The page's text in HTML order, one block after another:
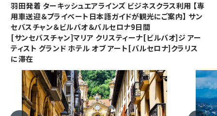
羽田発着 ターキッシュエアラインズ ビジネスクラス利用 【専
用車送迎＆プライベート日本語ガイドが観光にご案内】 サン
セバスチャン＆ビルバオ＆バルセロナ9日間
[サンセバスチャン]マリア クリスティーナ[ビルバオ]ジ アー
ティスト グランド ホテル オブ アート[バルセロナ]クラリス
に滞在